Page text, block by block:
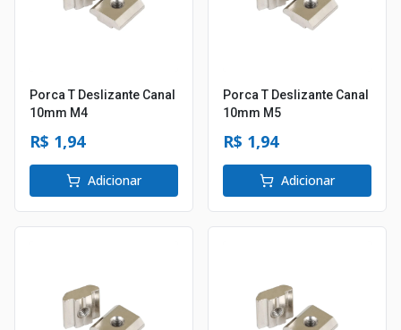
Porca T Deslizante Canal
10mm M4
R$ 1,94
Adicionar
Porca T Deslizante Canal
10mm M5
R$ 1,94
Adicionar